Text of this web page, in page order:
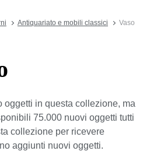
Antiquariato e mobili classici
Vaso
oggetti in questa collezione, ma
75.000 nuovi oggetti tutti
collezione per ricevere
aggiunti nuovi oggetti.